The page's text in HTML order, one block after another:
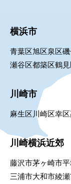
横浜市
青葉区旭区泉区
瀬谷区都築区鶴
川崎市
麻生区 川崎区幸区
川崎横浜近郊
藤沢市茅ヶ崎市
三浦市大和市綾